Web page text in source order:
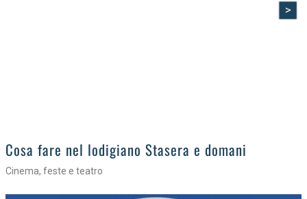
>
Cosa fare nel lodigiano Stasera e domani
Cinema, feste e teatro